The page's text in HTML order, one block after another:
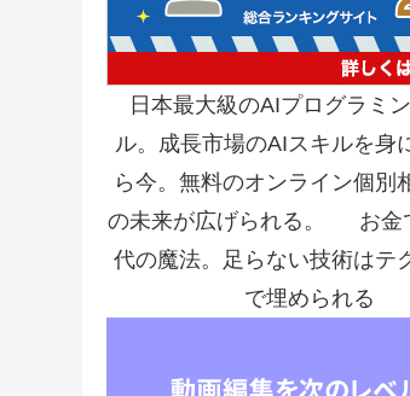
日本最大級のAIプログラミ
ル。成長市場のAIスキルを身
ら今。無料のオンライン個別
の未来が広げられる。
お金
代の魔法。足らない技術はテ
で埋められる